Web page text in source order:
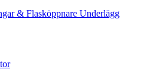
& Flasköppnare Underlägg